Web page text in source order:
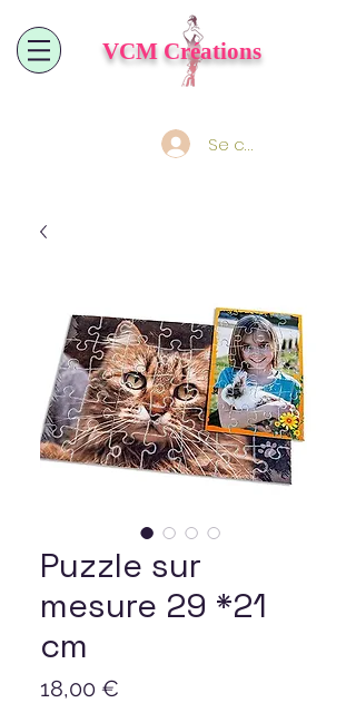
VCM Créations
Se connecter
Puzzle sur
mesure 29 *21
cm
18,00 €